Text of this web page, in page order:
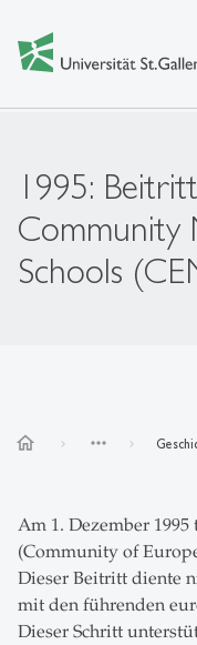
1995:
Community
Schools
home more_horiz
Am 1. Dezember
(Community of
Dieser Beitritt diente
mit den führenden
Dieser Schritt